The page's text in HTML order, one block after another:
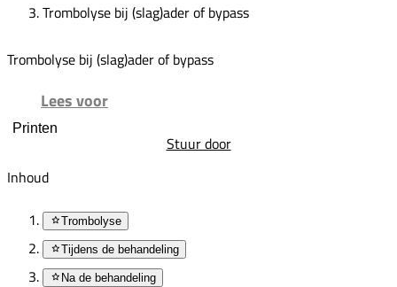
Trombolyse bij (slag)ader of bypass
Trombolyse bij (slag)ader of bypass
Lees voor
Printen
Stuur door
Inhoud
Trombolyse
Tijdens de behandeling
Na de behandeling